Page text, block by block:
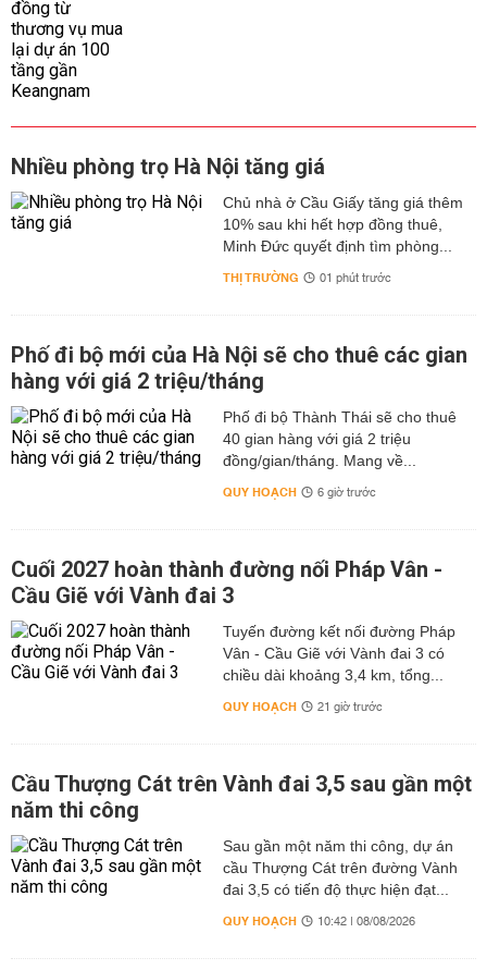
Nhiều phòng trọ Hà Nội tăng giá
Chủ nhà ở Cầu Giấy tăng giá thêm
10% sau khi hết hợp đồng thuê,
Minh Đức quyết định tìm phòng...
THỊ TRƯỜNG 01 phút trước
Phố đi bộ mới của Hà Nội sẽ cho thuê các gian
hàng với giá 2 triệu/tháng
Phố đi bộ Thành Thái sẽ cho thuê
40 gian hàng với giá 2 triệu
đồng/gian/tháng. Mang về...
QUY HOẠCH 6 giờ trước
Cuối 2027 hoàn thành đường nối Pháp Vân -
Cầu Giẽ với Vành đai 3
Tuyến đường kết nối đường Pháp
Vân - Cầu Giẽ với Vành đai 3 có
chiều dài khoảng 3,4 km, tổng...
QUY HOẠCH 21 giờ trước
Cầu Thượng Cát trên Vành đai 3,5 sau gần một
năm thi công
Sau gần một năm thi công, dự án
cầu Thượng Cát trên đường Vành
đai 3,5 có tiến độ thực hiện đạt...
QUY HOẠCH 10:42 | 08/08/2026